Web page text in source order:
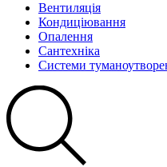
Вентиляція
Кондиціювання
Опалення
Сантехніка
Системи